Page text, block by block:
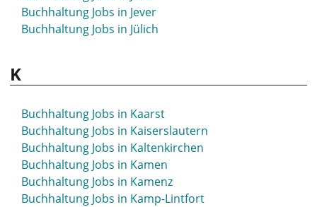
Buchhaltung Jobs in Homburg
Buchhaltung Jobs in Hövelhof
Buchhaltung Jobs in Hürth
Buchhaltung Jobs in Jever
Buchhaltung Jobs in Jülich
K
Buchhaltung Jobs in Kaarst
Buchhaltung Jobs in Kaiserslautern
Buchhaltung Jobs in Kaltenkirchen
Buchhaltung Jobs in Kamen
Buchhaltung Jobs in Kamenz
Buchhaltung Jobs in Kamp-Lintfort